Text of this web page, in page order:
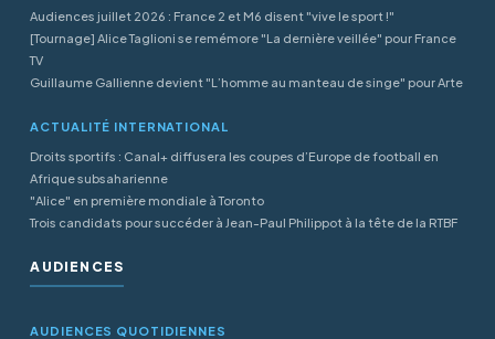
Audiences juillet 2026 : France 2 et M6 disent "vive le sport !"
[Tournage] Alice Taglioni se remémore "La dernière veillée" pour France
TV
Guillaume Gallienne devient "L’homme au manteau de singe" pour Arte
ACTUALITÉ INTERNATIONAL
Droits sportifs : Canal+ diffusera les coupes d’Europe de football en
Afrique subsaharienne
"Alice" en première mondiale à Toronto
Trois candidats pour succéder à Jean-Paul Philippot à la tête de la RTBF
AUDIENCES
AUDIENCES QUOTIDIENNES